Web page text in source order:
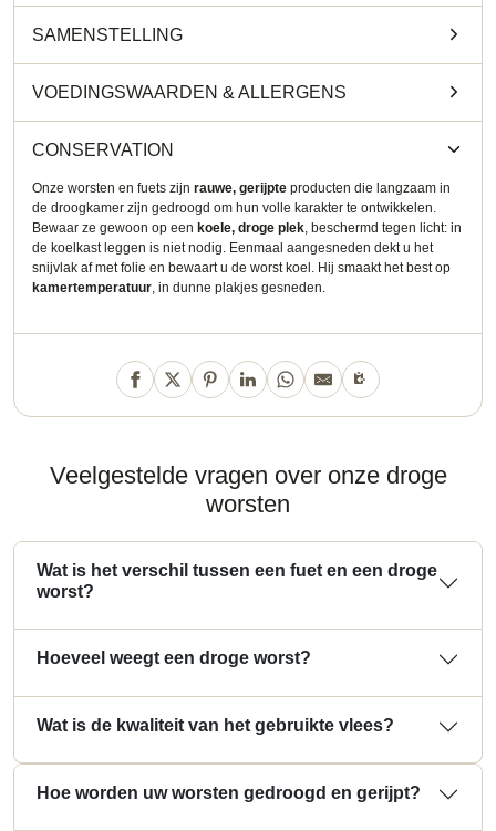
SAMENSTELLING
VOEDINGSWAARDEN & ALLERGENS
CONSERVATION
Onze worsten en fuets zijn rauwe, gerijpte producten die langzaam in
de droogkamer zijn gedroogd om hun volle karakter te ontwikkelen.
Bewaar ze gewoon op een koele, droge plek , beschermd tegen licht: in
de koelkast leggen is niet nodig. Eenmaal aangesneden dekt u het
snijvlak af met folie en bewaart u de worst koel. Hij smaakt het best op
kamertemperatuur , in dunne plakjes gesneden.
Veelgestelde vragen over onze droge
worsten
Wat is het verschil tussen een fuet en een droge
worst?
Hoeveel weegt een droge worst?
Wat is de kwaliteit van het gebruikte vlees?
Hoe worden uw worsten gedroogd en gerijpt?